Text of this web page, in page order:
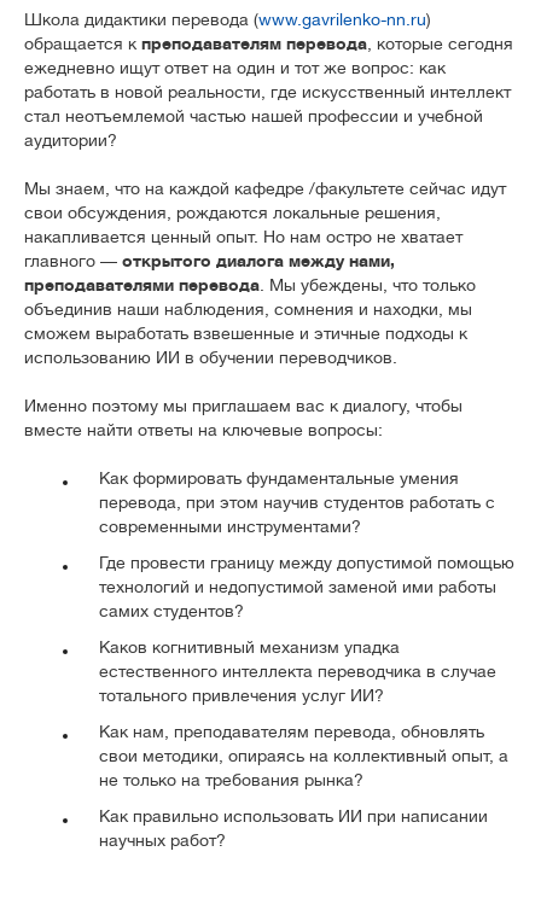
Школа дидактики перевода (www.gavrilenko-nn.ru)
обращается к преподавателям перевода , которые сегодня
ежедневно ищут ответ на один и тот же вопрос: как
работать в новой реальности, где искусственный интеллект
стал неотъемлемой частью нашей профессии и учебной
аудитории?
Мы знаем, что на каждой кафедре /факультете сейчас идут
свои обсуждения, рождаются локальные решения,
накапливается ценный опыт. Но нам остро не хватает
главного — открытого диалога между нами,
преподавателями перевода . Мы убеждены, что только
объединив наши наблюдения, сомнения и находки, мы
сможем выработать взвешенные и этичные подходы к
использованию ИИ в обучении переводчиков.
Именно поэтому мы приглашаем вас к диалогу, чтобы
вместе найти ответы на ключевые вопросы:
Как формировать фундаментальные умения
перевода, при этом научив студентов работать с
современными инструментами?
Где провести границу между допустимой помощью
технологий и недопустимой заменой ими работы
самих студентов?
Каков когнитивный механизм упадка
естественного интеллекта переводчика в случае
тотального привлечения услуг ИИ?
Как нам, преподавателям перевода, обновлять
свои методики, опираясь на коллективный опыт, а
не только на требования рынка?
Как правильно использовать ИИ при написании
научных работ?